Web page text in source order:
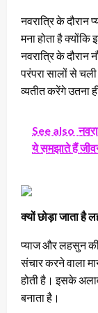
नवरात्रि के
मना होता है
नवरात्रि के दौरान
परंपरा सालों से
व्यतीत करेंगे उतना
See also
ये समझाते हैं
क्यों छोड़ा जाता है
प्याज और लहसुन की
संचार करने वाला
होती है। इसके
बनाता है।